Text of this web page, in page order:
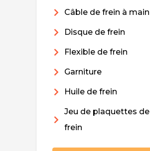
Câble de frein à main
Disque de frein
Flexible de frein
Garniture
Huile de frein
Jeu de plaquettes de
frein